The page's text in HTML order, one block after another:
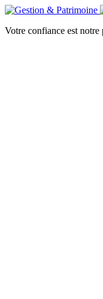
Votre confiance est notre